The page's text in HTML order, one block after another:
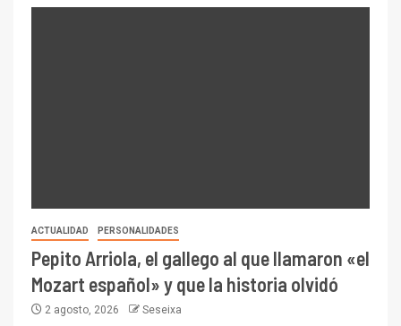
ACTUALIDAD PERSONALIDADES
Pepito Arriola, el gallego al que llamaron «el
Mozart español» y que la historia olvidó
2 agosto, 2026 Seseixa